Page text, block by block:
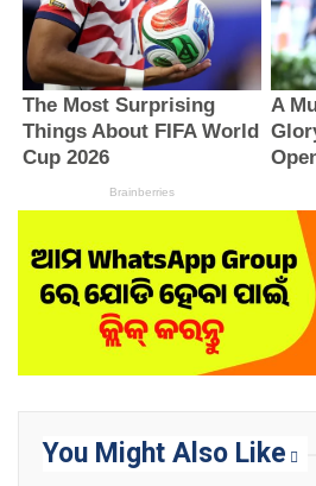
You Might Also Like